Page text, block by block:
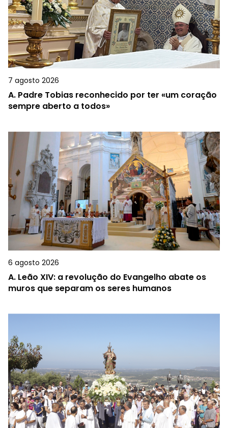
7 agosto 2026
A. Padre Tobias reconhecido por ter «um coração
sempre aberto a todos»
6 agosto 2026
A. Leão XIV: a revolução do Evangelho abate os
muros que separam os seres humanos